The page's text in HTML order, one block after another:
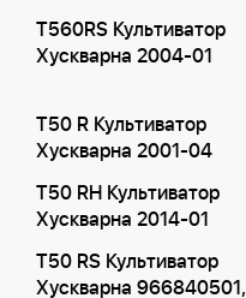
T560RS Культиватор
Хускварна 2004-01
T50 R Культиватор
Хускварна 2001-04
T50 RH Культиватор
Хускварна 2014-01
T50 RS Культиватор
Хускварна 966840501,